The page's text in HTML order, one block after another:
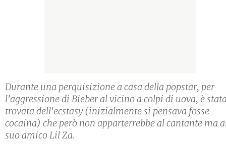
Durante una perquisizione a casa della popstar, per
l'aggressione di Bieber al vicino a colpi di uova, è
trovata dell'ecstasy (inizialmente si pensava fosse
cocaina) che però non apparterrebbe al cantante ma
suo amico Lil Za.